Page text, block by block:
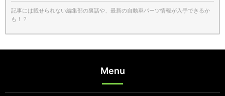
記事には載せられない編集部の裏話や、最新の自動車パーツ情報が入手できるか
も！？
Menu